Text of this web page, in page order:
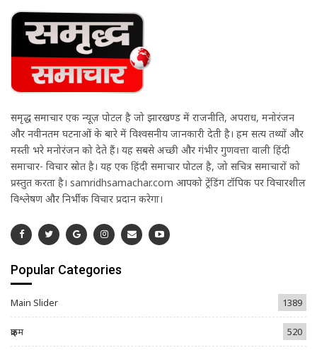
समृद्ध समाचार एक न्यूज़ पोर्टल है जो झारखण्ड में राजनीति, अपराध, मनोरंजन
और नवीनतम घटनाओं के बारे में विश्वसनीय जानकारी देती है। हम सत्य तथ्यों और
मस्ती भरे मनोरंजन को देते हैं। यह सबसे अच्छी और गंभीर गुणवत्ता वाली हिंदी
समाचार- विचार स्रोत है। यह एक हिंदी समाचार पोर्टल है, जो सचित्र समाचारों को
प्रस्तुत करता है। samridhsamachar.com आपको ट्रेंडिंग टॉपिक पर विचारशील
विश्लेषण और निर्भीक विचार प्रदान करेगा।
Popular Categories
Main Slider 1389
क्राइम 520